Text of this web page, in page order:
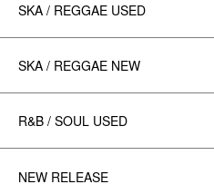
SKA / REGGAE USED
SKA / REGGAE NEW
R&B / SOUL USED
NEW RELEASE